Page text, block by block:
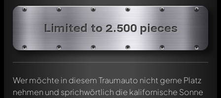
Limited to 2.500 pieces
Wer möchte in diesem Traumauto nicht gerne Platz
nehmen und sprichwörtlich die kalifornische Sonne